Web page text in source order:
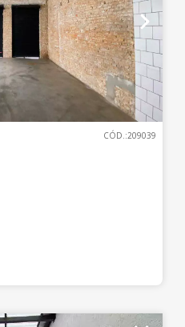
CÓD.:209039